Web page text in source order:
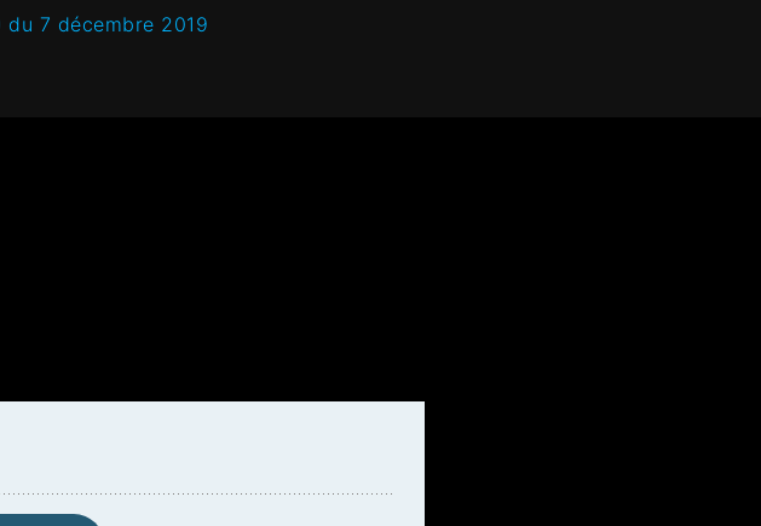
du 7 décembre 2019